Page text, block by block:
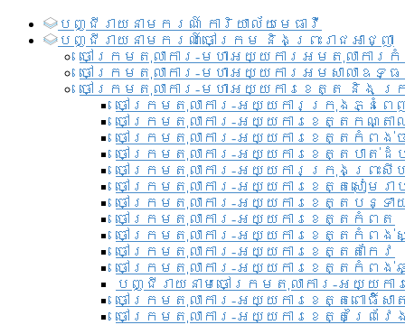
បញ្ជី​រាយ​នាមករណ៍ ការិយាល័យ​មេធាវី​
បញ្ជី​រាយ​នាមករណ៍​ចៅក្រម និងព្រះរាជអាជ្ញា
ចៅក្រមតុលាការ-មហាអយ្យការអមតុលាការ
ចៅក្រមតុលាការ-មហាអយ្យការអមសាលាឧទ្
ចៅក្រមតុលាការ-មហាអយ្យការខេត្ត និង ក្
ចៅក្រមតុលាការ-អយ្យការក្រុងភ្នំពេ
ចៅក្រមតុលាការ-អយ្យការខេត្តកណ្តា
ចៅក្រមតុលាការ-អយ្យការខេត្តកំពង់ច
ចៅក្រមតុលាការ-អយ្យការខេត្តបាត់ដំ
ចៅក្រមតុលាការ-អយ្យការ​ក្រុងព្រះសី
ចៅក្រមតុលាការ-អយ្យការខេត្តសៀមរា
ចៅក្រមតុលាការ-អយ្យការខេត្តបន្ទា
ចៅក្រមតុលាការ-អយ្យការខេត្តកំពត
ចៅក្រមតុលាការ-អយ្យការខេត្តកំពង់
ចៅក្រមតុលាការ-អយ្យការខេត្តតាកែវ
ចៅក្រមតុលាការ-អយ្យការខេត្តកំពង់
បញ្ជីរាយនាមចៅក្រមតុលាការ-អយ្យក
ចៅក្រមតុលាការ-អយ្យការខេត្តពោធិ៍សា
ចៅក្រមតុលាការ-អយ្យការខេត្តព្រៃវែ